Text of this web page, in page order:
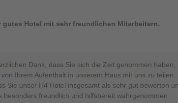
gutes Hotel mit sehr freundlichen Mitarbeitern.
Dank, dass Sie sich die Zeit genommen haben,
Ihrem Aufenthalt in unserem Haus mit uns zu teilen.
Sie unser H4 Hotel insgesamt als sehr gut bewerten
besonders freundlich und hilfsbereit wahrgenommen